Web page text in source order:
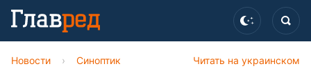
Читать на украинском
Новости › Синоптик